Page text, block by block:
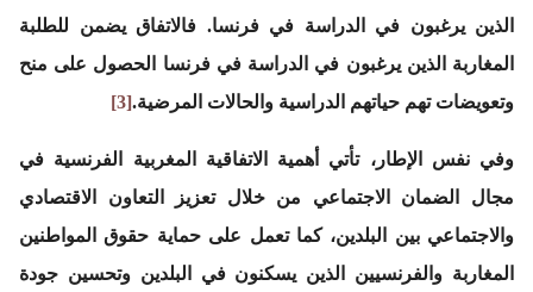
الذين يرغبون في الدراسة في فرنسا. فالاتفاق يضمن للطلبة
المغاربة الذين يرغبون في الدراسة في فرنسا الحصول على منح
وتعويضات تهم حياتهم الدراسية والحالات المرضية.[3]
وفي نفس الإطار، تأتي أهمية الاتفاقية المغربية الفرنسية في
مجال الضمان الاجتماعي من خلال تعزيز التعاون الاقتصادي
والاجتماعي بين البلدين، كما تعمل على حماية حقوق المواطنين
المغاربة والفرنسيين الذين يسكنون في البلدين وتحسين جودة